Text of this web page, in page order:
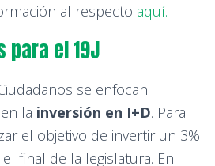
al respecto aquí.
para el 19J
se enfocan
la inversión en I+D. Para
el objetivo de invertir un 3%
final de la legislatura. En